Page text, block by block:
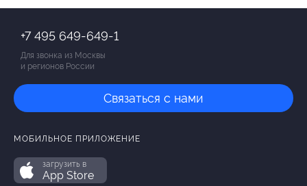
+7 495 649-649-1
Для звонка из Москвы
и регионов России
Связаться с нами
МОБИЛЬНОЕ ПРИЛОЖЕНИЕ
загрузить в
App Store